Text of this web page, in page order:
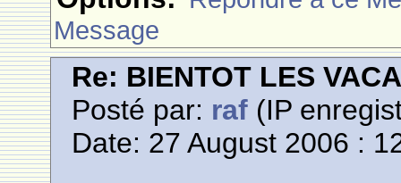
Message
Re: BIENTOT LES
Posté par: raf (IP
Date: 27 August 2006 :